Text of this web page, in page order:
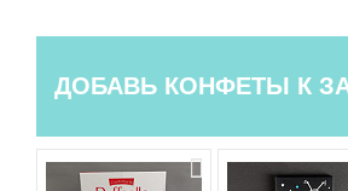
ДОБАВЬ КОНФЕТЫ К